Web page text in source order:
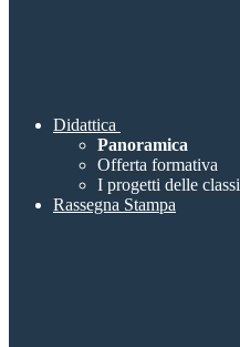
Didattica
Panoramica
Offerta formativa
I progetti delle classi
Rassegna Stampa